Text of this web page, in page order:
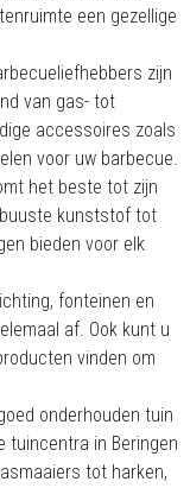
een gezellige
zijn
van gas- tot
accessoires zoals
voor uw barbecue.
het beste tot zijn
kunststof tot
bieden voor elk
fonteinen en
af. Ook kunt u
vinden om
onderhouden tuin
tuincentra in Beringen
tot harken,